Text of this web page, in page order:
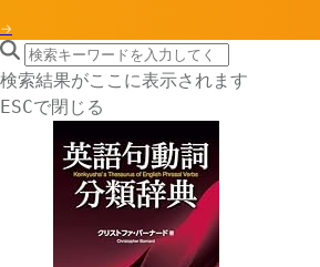
→
search icon
サイト内検索
検索結果がここに表示されます
ESCで閉じる